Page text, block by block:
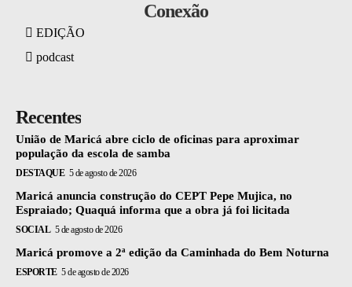
Conexão
EDIÇÃO
podcast
Recentes
União de Maricá abre ciclo de oficinas para aproximar
população da escola de samba
DESTAQUE 5 de agosto de 2026
Maricá anuncia construção do CEPT Pepe Mujica, no
Espraiado; Quaquá informa que a obra já foi licitada
SOCIAL 5 de agosto de 2026
Maricá promove a 2ª edição da Caminhada do Bem Noturna
ESPORTE 5 de agosto de 2026